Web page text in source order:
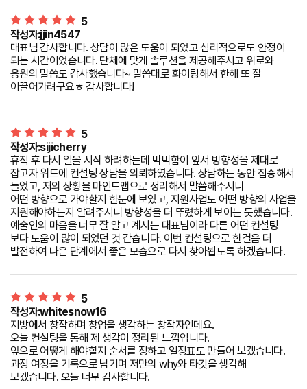
5
작성자:jjin4547
대표님 감사합니다. 상담이 많은 도움이 되었고 심리적으로도 안정이
되는 시간이었습니다. 단체에 맞게 솔루션을 제공해주시고 위로와
응원의 말씀도 감사했습니다~ 말씀대로 화이팅해서 한해 또 잘
이끌어가려구요ㅎ 감사합니다!
5
작성자:sijicherry
휴직 후 다시 일을 시작 하려하는데 막막함이 앞서 방향성을 제대로
잡고자 위드에 컨설팅 상담을 의뢰하였습니다. 상담하는 동안 집중해서
들었고, 저의 상황을 마인드맵으로 정리해서 말씀해주시니
어떤 방향으로 가야할지 한눈에 보였고, 지원사업도 어떤 방향의 사업을
지원해야하는지 알려주시니 방향성을 더 뚜렸하게 보이는 듯했습니다.
예술인의 마음을 너무 잘 알고 계시는 대표님이라 다른 어떤 컨설팅
보다 도움이 많이 되었던 것 같습니다. 이번 컨설팅으로 한걸음 더
발전하여 나은 단계에서 좋은 모습으로 다시 찾아뵙도록 하겠습니다.
5
작성자:whitesnow16
지방에서 창작하며 창업을 생각하는 창작자인데요.
오늘 컨설팅을 통해 제 생각이 정리된 느낌입니다.
앞으로 어떻게 해야할지 순서를 정하고 일정표도 만들어 보겠습니다.
과정 여정을 기록으로 남기며 저만의 why와 타깃을 생각해
보겠습니다. 오늘 너무 감사합니다.